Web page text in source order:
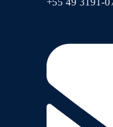
+55 49 3191-